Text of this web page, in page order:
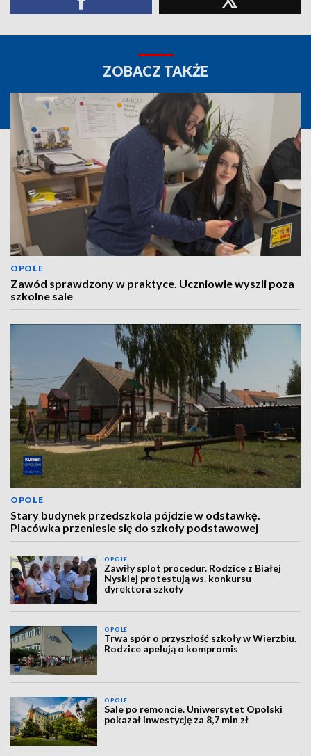
ZOBACZ TAKŻE
OPOLE
Zawód sprawdzony w praktyce. Uczniowie wyszli poza
szkolne sale
OPOLE
Stary budynek przedszkola pójdzie w odstawkę.
Placówka przeniesie się do szkoły podstawowej
OPOLE
Zawiły splot procedur. Rodzice z Białej
Nyskiej protestują ws. konkursu
dyrektora szkoły
OPOLE
Trwa spór o przyszłość szkoły w Wierzbiu.
Rodzice apelują o kompromis
OPOLE
Sale po remoncie. Uniwersytet Opolski
pokazał inwestycję za 8,7 mln zł